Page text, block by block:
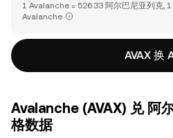
1 Avalanche = 526.33 阿尔巴尼亚列克,
Avalanche
AVAX 换
Avalanche (AVAX) 兑 阿
格数据